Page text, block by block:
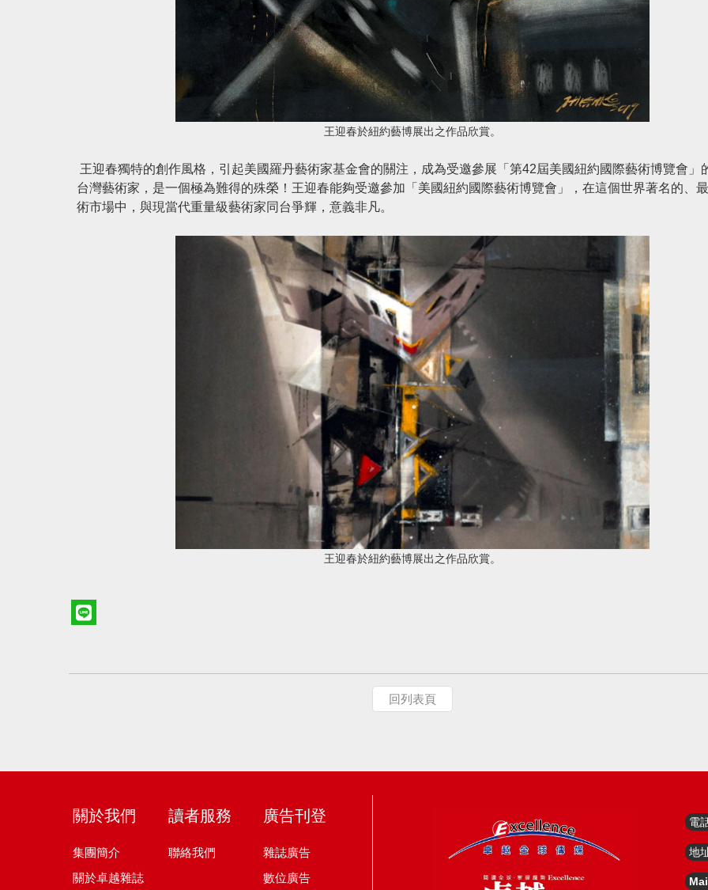
王迎春於紐約藝博展出之作品欣賞。
王迎春獨特的創作風格，引起美國羅丹藝術家基金會的關注，成為受邀參展「第42屆美國紐約國際藝術博覽會」
台灣藝術家，是一個極為難得的殊榮！王迎春能夠受邀參加「美國紐約國際藝術博覽會」，在這個世界著名的、
術市場中，與現當代重量級藝術家同台爭輝，意義非凡。
王迎春於紐約藝博展出之作品欣賞。
回列表頁
關於我們
集團簡介
關於卓越雜誌
讀者服務
聯絡我們
廣告刊登
雜誌廣告
數位廣告
電
地